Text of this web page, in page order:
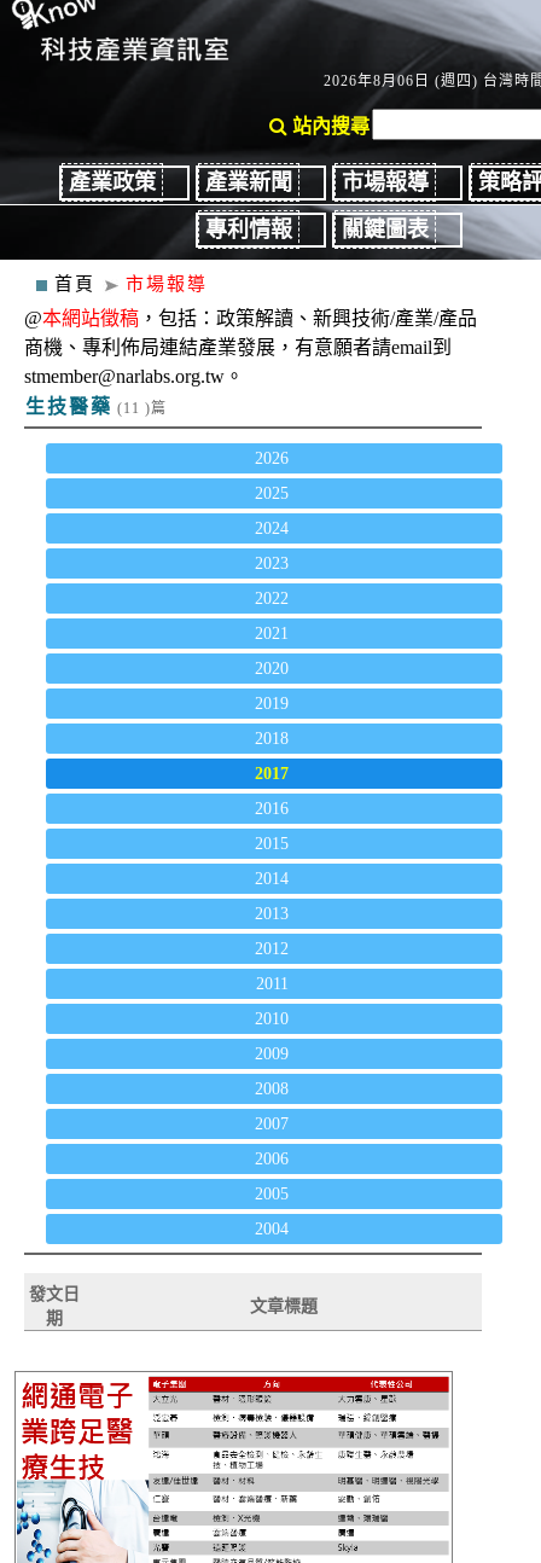
2026年8月06日 (週四) 台灣時
站內搜尋
產業政策 產業新聞 市場報導
策略
專利情報
關鍵圖表
首頁 市場報導
@本網站徵稿 ，包括：政策解讀、新興技術/產業/產品
商機、專利佈局連結產業發展，有意願者請email到
stmember@narlabs.org.tw。
生技醫藥 (11 )篇
2026
2025
2024
2023
2022
2021
2020
2019
2018
2017
2016
2015
2014
2013
2012
2011
2010
2009
2008
2007
2006
2005
2004
發文日
期
文章標題